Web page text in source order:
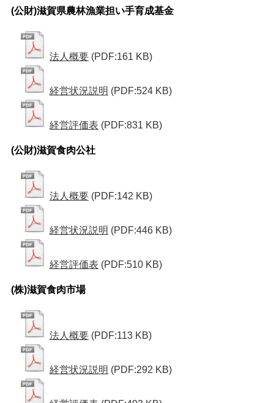
(公財)滋賀県農林漁業担い手育成基金
法人概要 (PDF:161 KB)
経営状況説明 (PDF:524 KB)
経営評価表 (PDF:831 KB)
(公財)滋賀食肉公社
法人概要 (PDF:142 KB)
経営状況説明 (PDF:446 KB)
経営評価表 (PDF:510 KB)
(株)滋賀食肉市場
法人概要 (PDF:113 KB)
経営状況説明 (PDF:292 KB)